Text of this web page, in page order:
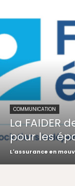
COMMUNICATION
La FAIDER
pour les
L'assurance en